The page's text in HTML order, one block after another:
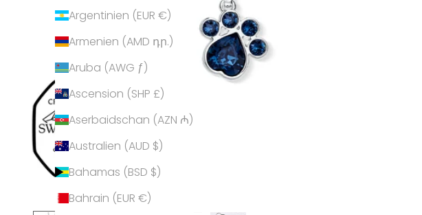
Argentinien (EUR €)
Armenien (AMD դր.)
Aruba (AWG ƒ)
Ascension (SHP £)
Aserbaidschan (AZN ₼)
Australien (AUD $)
Bahamas (BSD $)
Bahrain (EUR €)